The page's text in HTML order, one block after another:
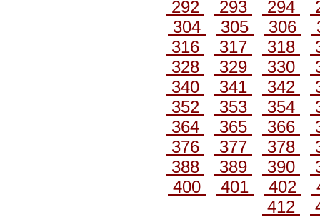
292
293 294
304
305 306
316
317 318
328
329 330
340
341 342
352
353 354
364
365 366
376
377 378
388
389 390
400
401 402
412